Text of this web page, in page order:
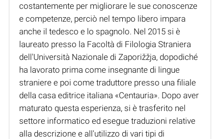
costantemente per migliorare le sue conoscenze
e competenze, perciò nel tempo libero impara
anche il tedesco e lo spagnolo. Nel 2015 si è
laureato presso la Facoltà di Filologia Straniera
dell'Università Nazionale di Zaporižžja, dopodiché
ha lavorato prima come insegnante di lingue
straniere e poi come traduttore presso una filiale
della casa editrice italiana «Centauria». Dopo aver
maturato questa esperienza, si è trasferito nel
settore informatico ed esegue traduzioni relative
alla descrizione e all'utilizzo di vari tipi di